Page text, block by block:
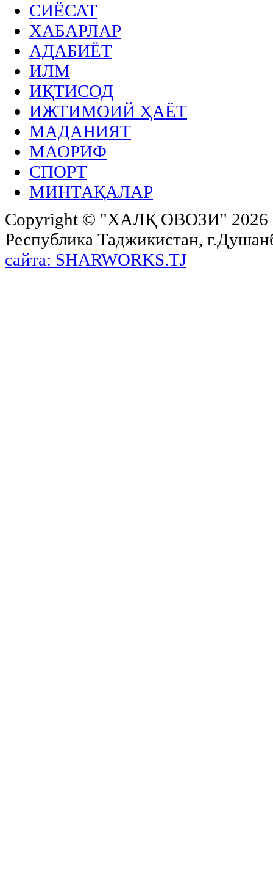
СИЁСАТ
ХАБАРЛАР
АДАБИЁТ
ИЛМ
ИҚТИСОД
ИЖТИМОИЙ ҲАЁТ
МАДАНИЯТ
МАОРИФ
СПОРТ
МИНТАҚАЛАР
Copyright © "ХАЛҚ ОВОЗИ"
Республика Таджикистан,
сайта: SHARWORKS.TJ